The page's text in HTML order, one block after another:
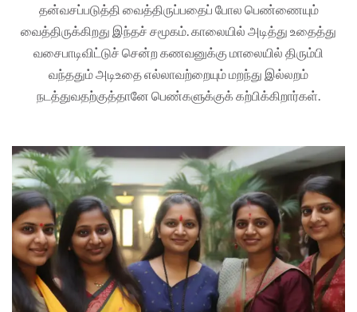
தன்வசப்படுத்தி வைத்திருப்பதைப் போல பெண்ணையும்
வைத்திருக்கிறது இந்தச் சமூகம். காலையில் அடித்து உதைத்து
வசைபாடிவிட்டுச் சென்ற கணவனுக்கு மாலையில் திரும்பி
வந்ததும் அடிஉதை எல்லாவற்றையும் மறந்து இல்லறம்
நடத்துவதற்குத்தானே பெண்களுக்குக் கற்பிக்கிறார்கள்.